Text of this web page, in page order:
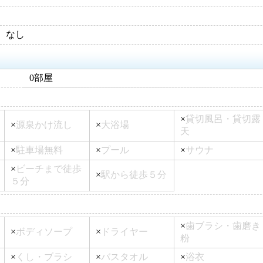
なし
0部屋
×源泉かけ流し ×大浴場
×貸切風呂・貸切露
天
×駐車場無料 ×プール ×サウナ
× ビーチまで徒歩
５分
×駅から徒歩５分
×ボディソープ × ドライヤー
×歯ブラシ・歯磨き
粉
× くし・ブラシ ×バスタオル ×浴衣